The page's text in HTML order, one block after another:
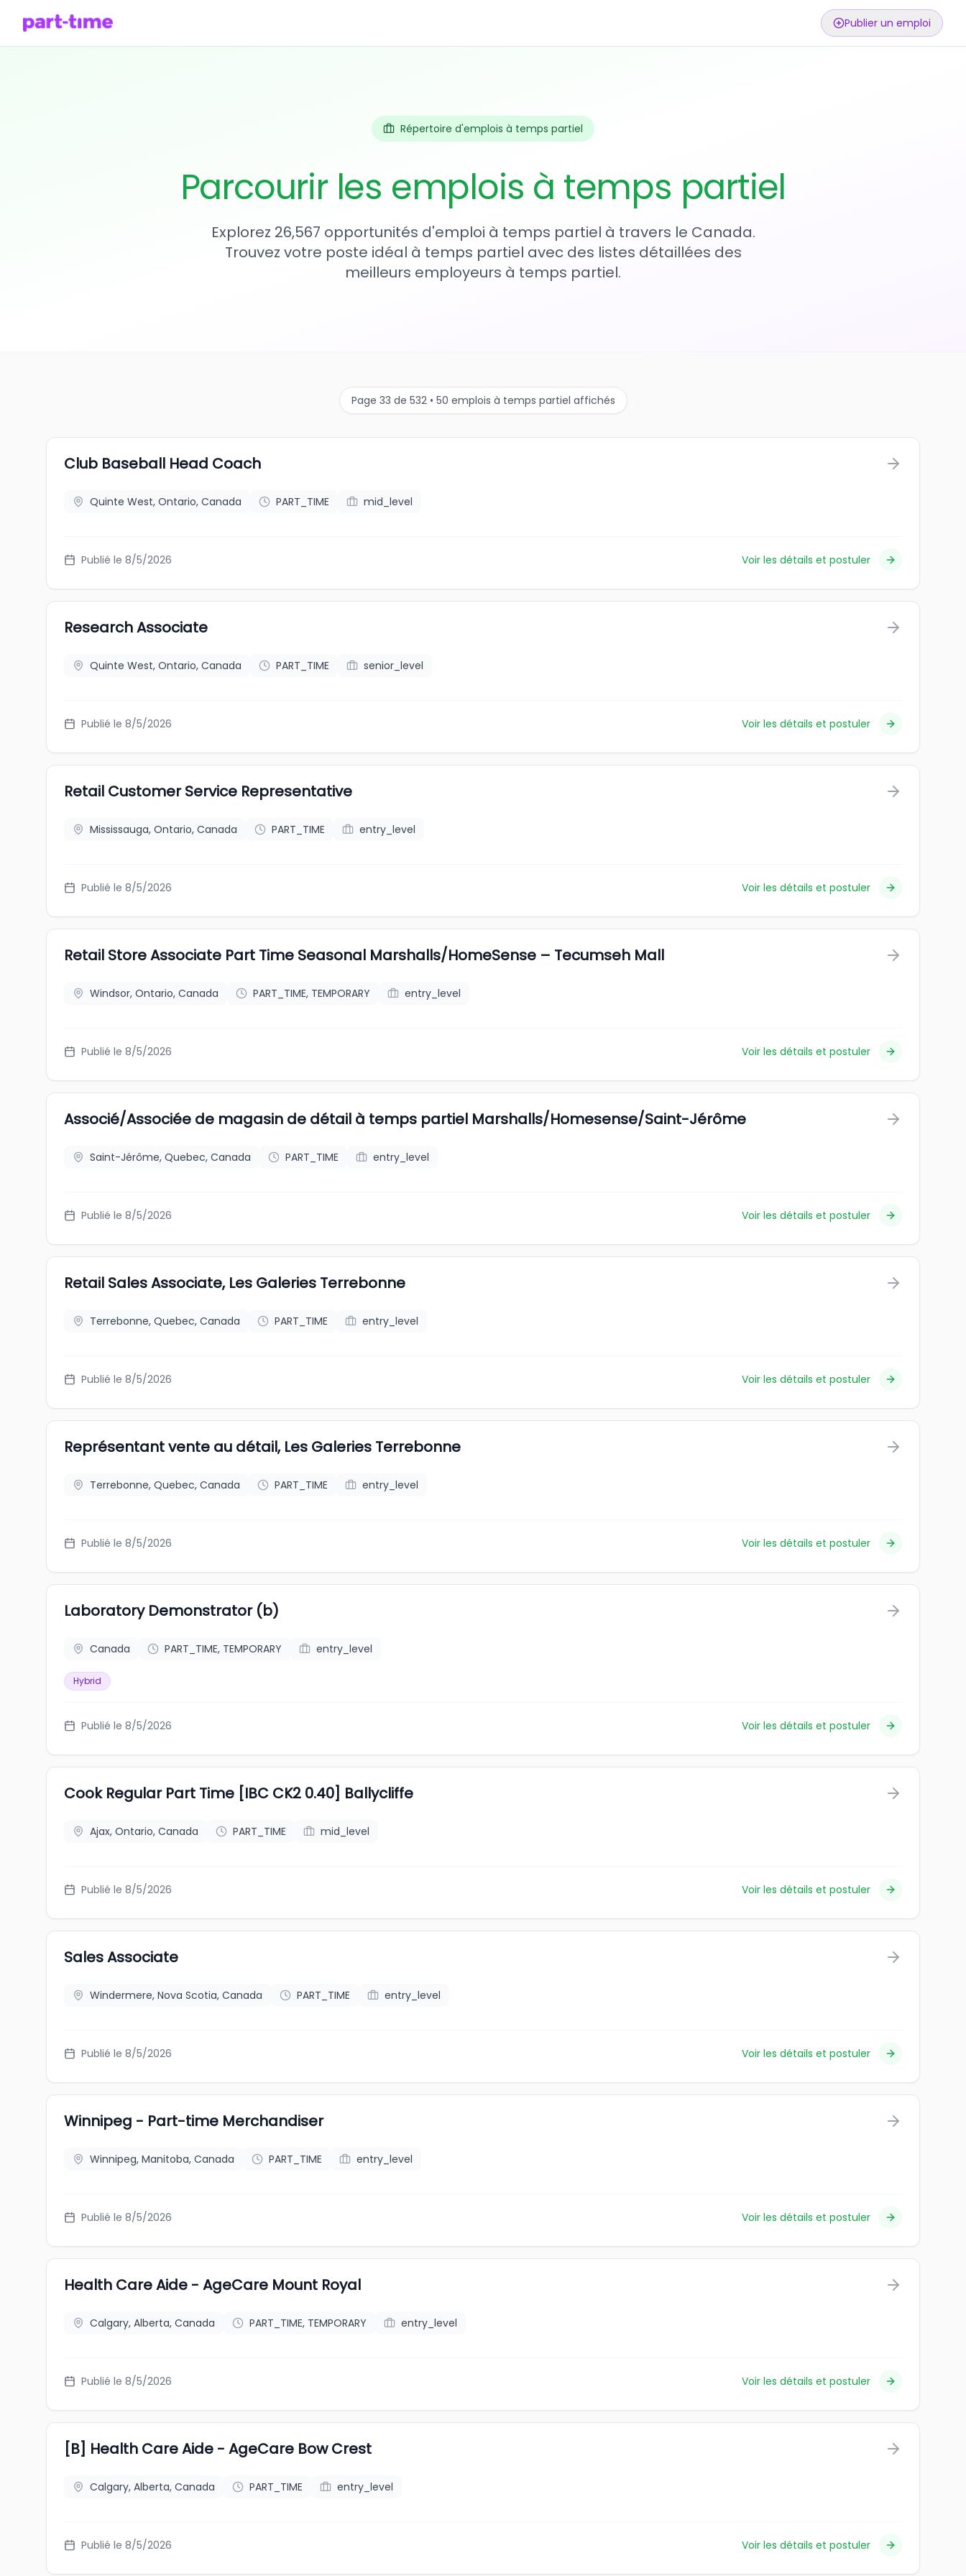
Publier un emploi
Répertoire d'emplois à temps partiel
Parcourir les emplois à temps partiel
Explorez 26,567 opportunités d'emploi à temps partiel à travers le Canada.
Trouvez votre poste idéal à temps partiel avec des listes détaillées des
meilleurs employeurs à temps partiel.
Page 33 de 532 • 50 emplois à temps partiel affichés
Club Baseball Head Coach
Quinte West, Ontario, Canada PART_TIME mid_level
Publié le 8/5/2026 Voir les détails et postuler
Research Associate
Quinte West, Ontario, Canada PART_TIME senior_level
Publié le 8/5/2026 Voir les détails et postuler
Retail Customer Service Representative
Mississauga, Ontario, Canada PART_TIME entry_level
Publié le 8/5/2026 Voir les détails et postuler
Retail Store Associate Part Time Seasonal Marshalls/HomeSense – Tecumseh Mall
Windsor, Ontario, Canada PART_TIME, TEMPORARY entry_level
Publié le 8/5/2026 Voir les détails et postuler
Associé/Associée de magasin de détail à temps partiel Marshalls/Homesense/Saint-Jérôme
Saint-Jérôme, Quebec, Canada PART_TIME entry_level
Publié le 8/5/2026 Voir les détails et postuler
Retail Sales Associate, Les Galeries Terrebonne
Terrebonne, Quebec, Canada PART_TIME entry_level
Publié le 8/5/2026 Voir les détails et postuler
Représentant vente au détail, Les Galeries Terrebonne
Terrebonne, Quebec, Canada PART_TIME entry_level
Publié le 8/5/2026 Voir les détails et postuler
Laboratory Demonstrator (b)
Canada PART_TIME, TEMPORARY entry_level
Hybrid
Publié le 8/5/2026 Voir les détails et postuler
Cook Regular Part Time [IBC CK2 0.40] Ballycliffe
Ajax, Ontario, Canada PART_TIME mid_level
Publié le 8/5/2026 Voir les détails et postuler
Sales Associate
Windermere, Nova Scotia, Canada PART_TIME entry_level
Publié le 8/5/2026 Voir les détails et postuler
Winnipeg - Part-time Merchandiser
Winnipeg, Manitoba, Canada PART_TIME entry_level
Publié le 8/5/2026 Voir les détails et postuler
Health Care Aide - AgeCare Mount Royal
Calgary, Alberta, Canada PART_TIME, TEMPORARY entry_level
Publié le 8/5/2026 Voir les détails et postuler
[B] Health Care Aide - AgeCare Bow Crest
Calgary, Alberta, Canada PART_TIME entry_level
Publié le 8/5/2026 Voir les détails et postuler